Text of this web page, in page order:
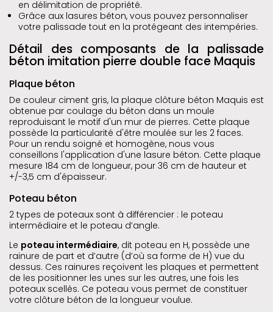
en délimitation de propriété.
Grâce aux lasures béton, vous pouvez personnaliser
votre palissade tout en la protégeant des intempéries.
Détail des composants de la palissade
béton imitation pierre double face Maquis
Plaque béton
De couleur ciment gris, la plaque clôture béton Maquis est
obtenue par coulage du béton dans un moule
reproduisant le motif d'un mur de pierres. Cette plaque
possède la particularité d'être moulée sur les 2 faces.
Pour un rendu soigné et homogène, nous vous
conseillons l'application d'une lasure béton. Cette plaque
mesure 184 cm de longueur, pour 36 cm de hauteur et
+/-3,5 cm d'épaisseur.
Poteau béton
2 types de poteaux sont à différencier : le poteau
intermédiaire et le poteau d’angle.
Le poteau intermédiaire, dit poteau en H, possède une
rainure de part et d’autre (d’où sa forme de H) vue du
dessus. Ces rainures reçoivent les plaques et permettent
de les positionner les unes sur les autres, une fois les
poteaux scellés. Ce poteau vous permet de constituer
votre clôture béton de la longueur voulue.